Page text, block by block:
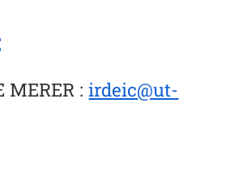
MERER :irdeic@ut-